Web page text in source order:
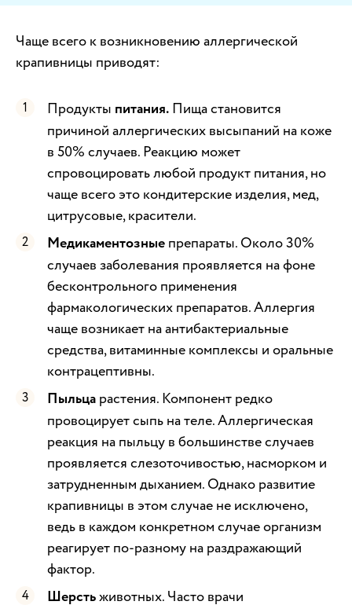
Чаще всего к возникновению аллергической
крапивницы приводят:
Продукты питания. Пища становится
причиной аллергических высыпаний на коже
в 50% случаев. Реакцию может
спровоцировать любой продукт питания, но
чаще всего это кондитерские изделия, мед,
цитрусовые, красители.
Медикаментозные препараты. Около 30%
случаев заболевания проявляется на фоне
бесконтрольного применения
фармакологических препаратов. Аллергия
чаще возникает на антибактериальные
средства, витаминные комплексы и оральные
контрацептивны.
Пыльца растения. Компонент редко
провоцирует сыпь на теле. Аллергическая
реакция на пыльцу в большинстве случаев
проявляется слезоточивостью, насморком и
затрудненным дыханием. Однако развитие
крапивницы в этом случае не исключено,
ведь в каждом конкретном случае организм
реагирует по-разному на раздражающий
фактор.
Шерстьживотных. Часто врачи